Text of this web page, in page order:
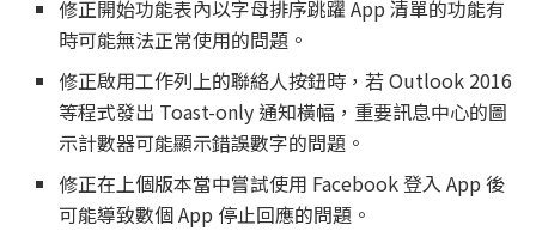
修正開始功能表內以字母排序跳躍 App 清單的功能有
時可能無法正常使用的問題。
修正啟用工作列上的聯絡人按鈕時，若 Outlook 2016
等程式發出 Toast-only 通知橫幅，重要訊息中心的圖
示計數器可能顯示錯誤數字的問題。
修正在上個版本當中嘗試使用 Facebook 登入 App 後
可能導致數個 App 停止回應的問題。